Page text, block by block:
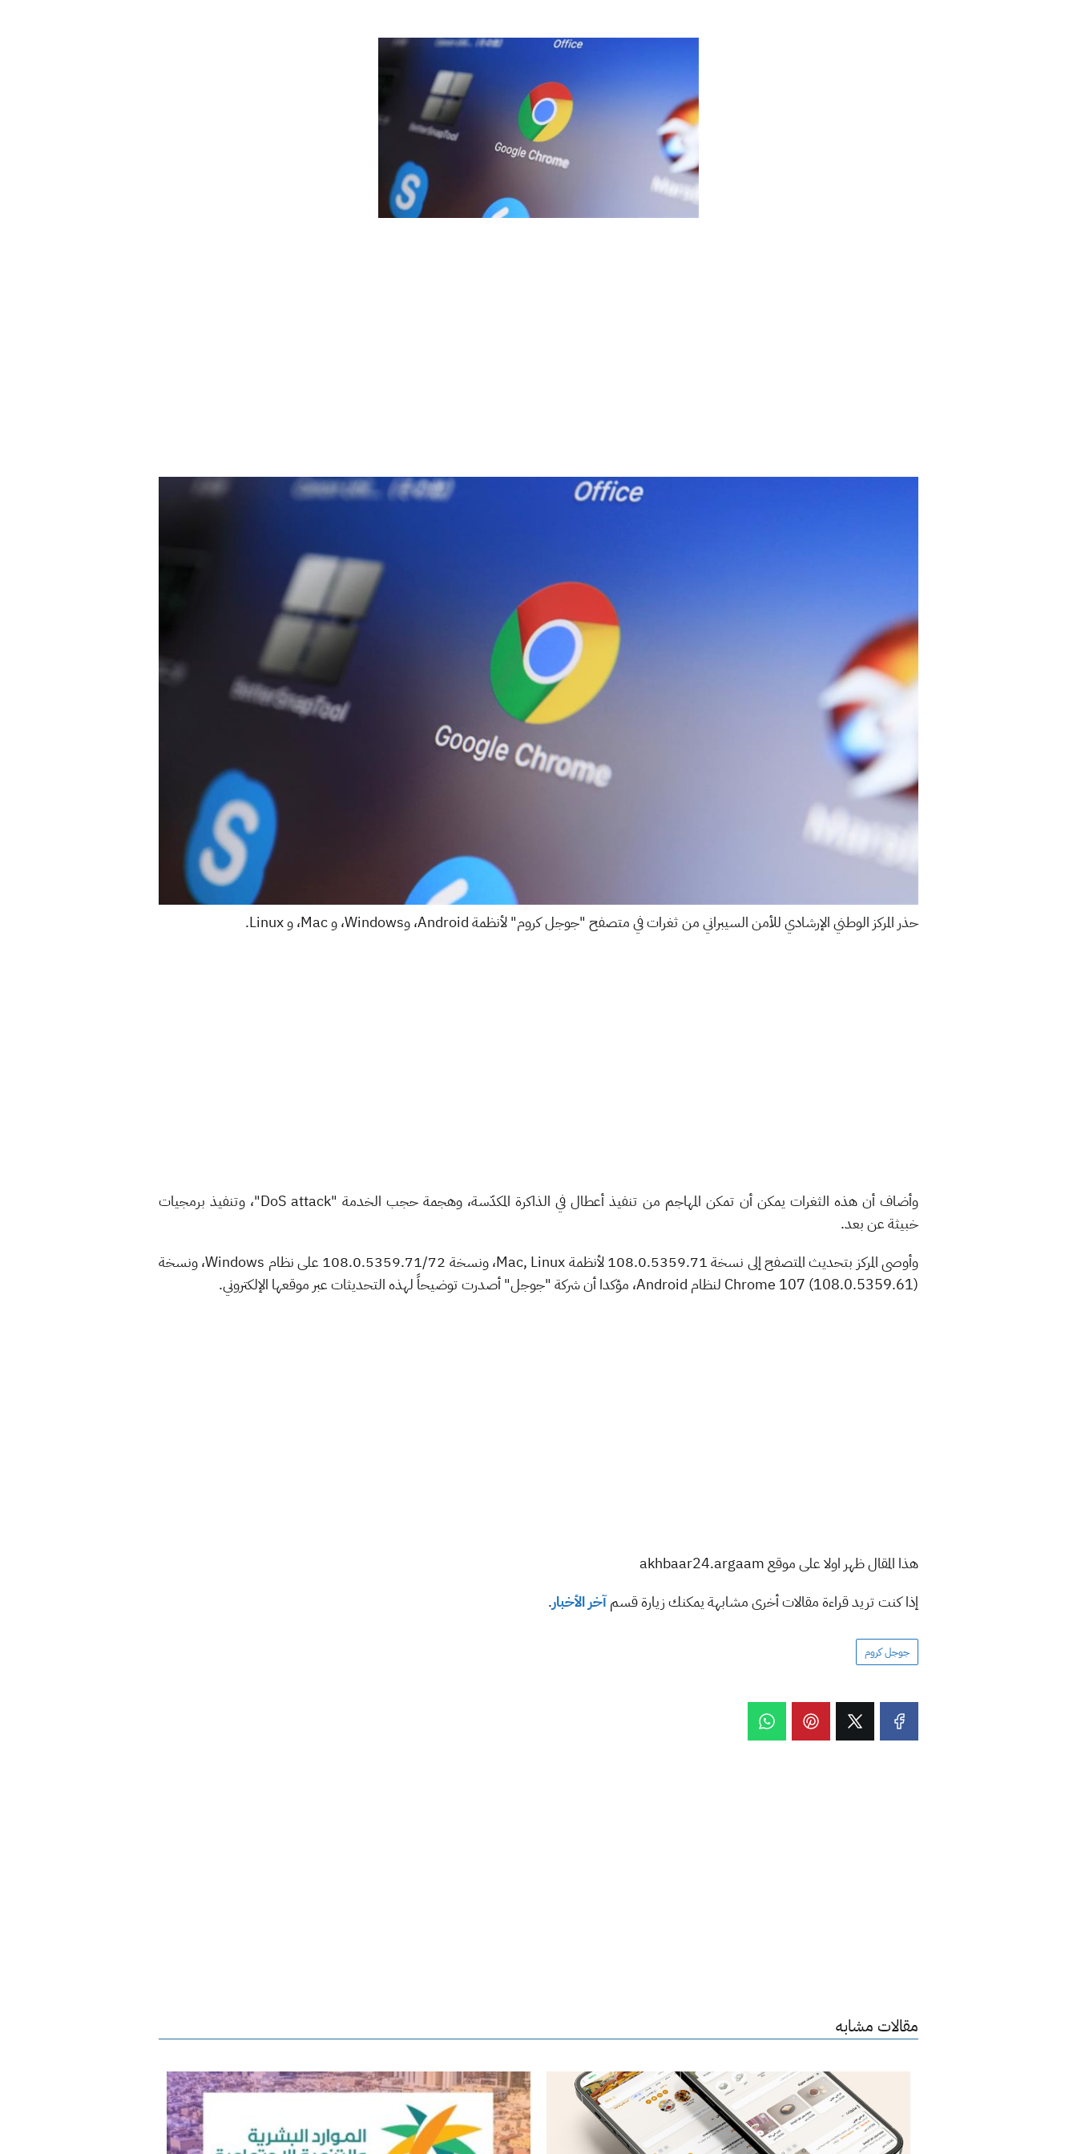
حذر المركز الوطني الإرشادي للأمن السيبراني من ثغرات في متصفح "جوجل كروم" لأنظمة Android، وWindows، و Mac، و Linux.
وأضاف أن هذه الثغرات يمكن أن تمكن المهاجم من تنفيذ أعطال في الذاكرة المكدّسة، وهجمة حجب الخدمة "DoS attack"، وتنفيذ برمجيات
خبيثة عن بعد.
وأوصى المركز بتحديث المتصفح إلى نسخة 108.0.5359.71 لأنظمة Mac, Linux، ونسخة 108.0.5359.71/72 على نظام Windows، ونسخة
Chrome 107 (108.0.5359.61) لنظام Android، مؤكدا أن شركة "جوجل" أصدرت توضيحاً لهذه التحديثات عبر موقعها الإلكتروني.
هذا المقال ظهر اولا على موقع akhbaar24.argaam
إذا كنت تريد قراءة مقالات أخرى مشابهة يمكنك زيارة قسمآخر الأخبار.
جوجل كروم
مقالات مشابه